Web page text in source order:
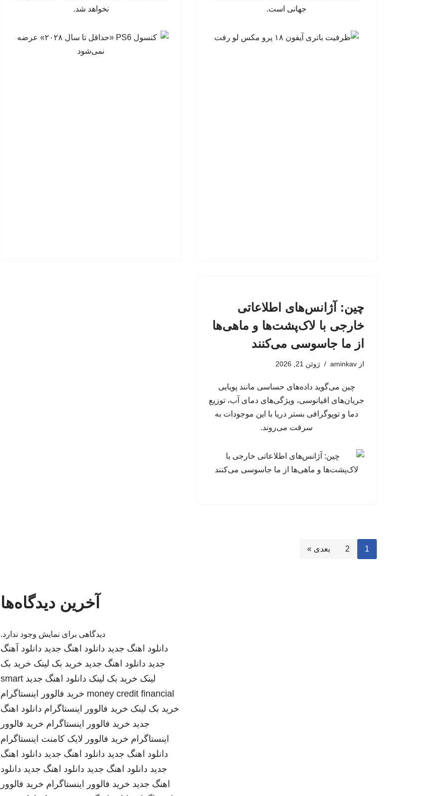
جهانی است.
نخواهد شد.
چین: آژانس‌های اطلاعاتی
خارجی با لاک‌پشت‌ها و ماهی‌ها
از ما جاسوسی می‌کنند
از aminkav ژوئن 21, 2026
چین می‌گوید داده‌های حساسی مانند پویایی
جریان‌های اقیانوسی، ویژگی‌های دمای آب، توزیع
دما و توپوگرافی بستر دریا با این موجودات به
سرقت می‌روند.
1
2 بعدی »
آخرین دیدگاه‌ها
دیدگاهی برای نمایش وجود ندارد.
دانلود اهنگ جدید دانلود اهنگ جدید دانلود آهنگ
جدید دانلود اهنگ جدید خرید بک لینک خرید بک
لینک خرید بک لینک دانلود اهنگ جدید smart
money credit financial خرید فالوور اینستاگرام
خرید بک لینک خرید فالوور اینستاگرام دانلود اهنگ
جدید خرید فالوور اینستاگرام خرید فالوور
اینستاگرام خرید فالوور لایک کامنت اینستاگرام
دانلود اهنگ جدید دانلود اهنگ جدید دانلود اهنگ
جدید دانلود اهنگ جدید دانلود اهنگ جدید دانلود
اهنگ جدید خرید فالوور اینستاگرام خرید فالوور